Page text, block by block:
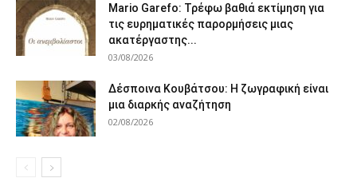
Mario Garefo: Τρέφω βαθιά εκτίμηση για
τις ευρηματικές παρορμήσεις μιας
ακατέργαστης...
03/08/2026
Δέσποινα Κουβάτσου: Η ζωγραφική είναι
μια διαρκής αναζήτηση
02/08/2026